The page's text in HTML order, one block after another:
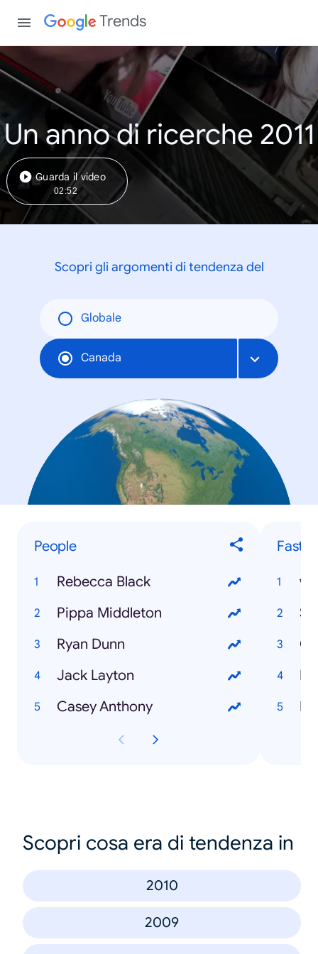
Trends
Un anno di ricerche 2011
Guarda il video
02:52
Scopri gli argomenti di tendenza del
Globale
Canada
People
Rebecca Black
Pippa Middleton
Ryan Dunn
Jack Layton
Casey Anthony
Scopri cosa era di tendenza in
2010
2009